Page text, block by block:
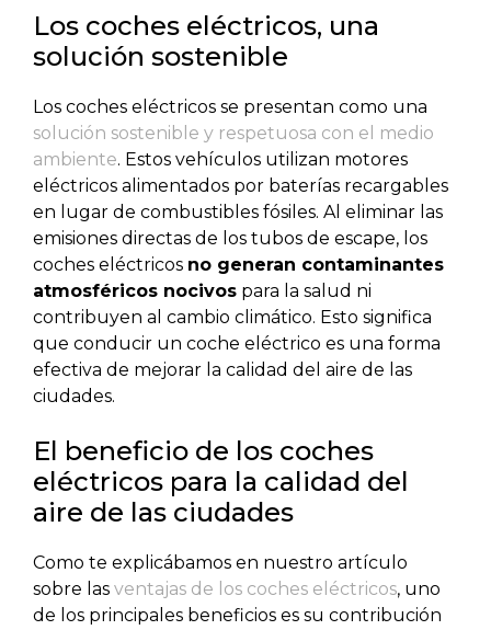
Los coches eléctricos, una
solución sostenible
Los coches eléctricos se presentan como una
solución sostenible y respetuosa con el medio
ambiente. Estos vehículos utilizan motores
eléctricos alimentados por baterías recargables
en lugar de combustibles fósiles. Al eliminar las
emisiones directas de los tubos de escape, los
coches eléctricos no generan contaminantes
atmosféricos nocivos para la salud ni
contribuyen al cambio climático. Esto significa
que conducir un coche eléctrico es una forma
efectiva de mejorar la calidad del aire de las
ciudades.
El beneficio de los coches
eléctricos para la calidad del
aire de las ciudades
Como te explicábamos en nuestro artículo
sobre las ventajas de los coches eléctricos, uno
de los principales beneficios es su contribución